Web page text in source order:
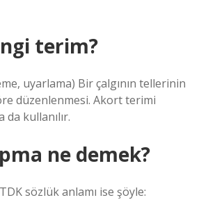
terim?
uyarlama) Bir çalgının tellerinin
düzenlenmesi. Akort terimi
da kullanılır.
ne demek?
sözlük anlamı ise şöyle: